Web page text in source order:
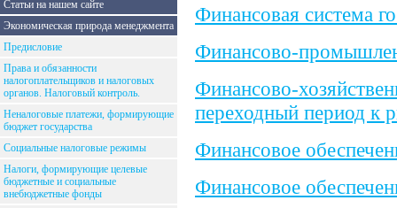
Статьи на нашем сайте
Экономическая природа менеджмента
Предисловие
Права и обязанности
налогоплательщиков и налоговых
органов. Налоговый контроль.
Неналоговые платежи, формирующие
бюджет государства
Социальные налоговые режимы
Налоги, формирующие целевые
бюджетные и социальные
внебюджетные фонды
Финансовая система
Финансово-
Финансово-
переходный период к
Финансовое
Финансовое